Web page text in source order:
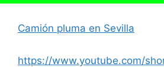
Camión pluma en Sevilla
https://www.youtube.com/